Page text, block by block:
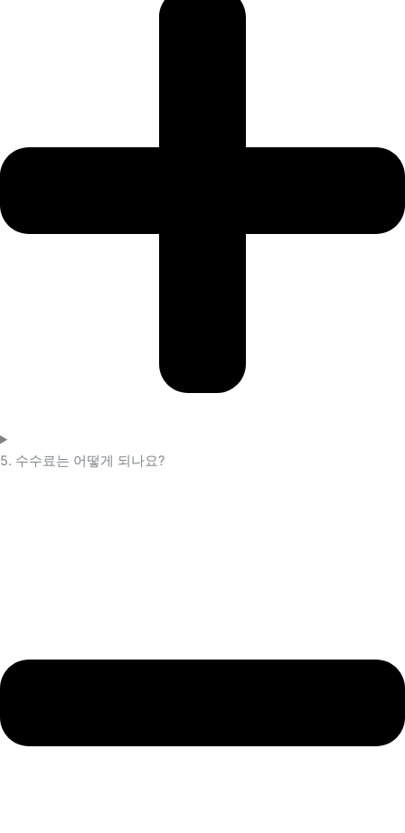
5. 수수료는 어떻게 되나요?